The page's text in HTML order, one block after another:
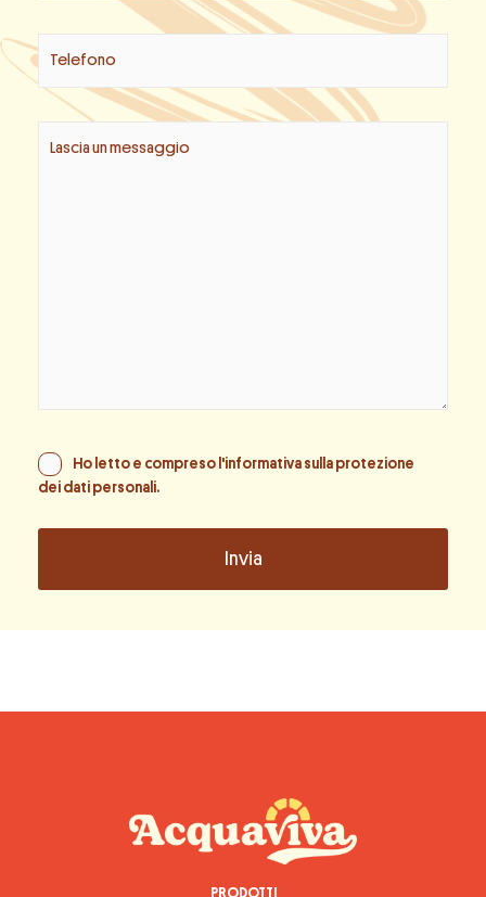
Ho letto e compreso l'informativa sulla protezione
dei dati personali.
PRODOTTI